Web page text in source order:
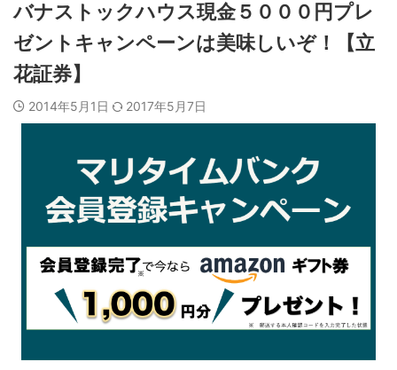
バナストックハウス現金５０００円プレ
ゼントキャンペーンは美味しいぞ！【立
花証券】
2014年5月1日 2017年5月7日